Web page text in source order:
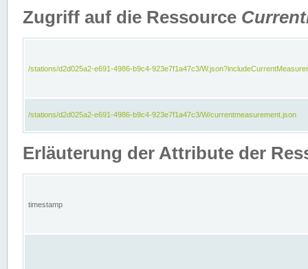
Zugriff auf die Ressource
/stations/d2d025a2-e691-4986-b9c4-923e7f1a47c3/
/stations/d2d025a2-e691-4986-b9c4-923e7f1a47c3/W/currentmeasurement.json
Erläuterung der Attribute der
timestamp